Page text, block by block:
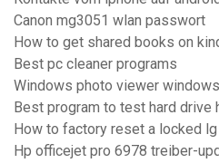
Canon mg3051 wlan passwort
How to get shared books on
Best pc cleaner programs
Windows photo viewer
Best program to test hard drive
How to factory reset a locked lg
Hp officejet pro 6978 treiber-